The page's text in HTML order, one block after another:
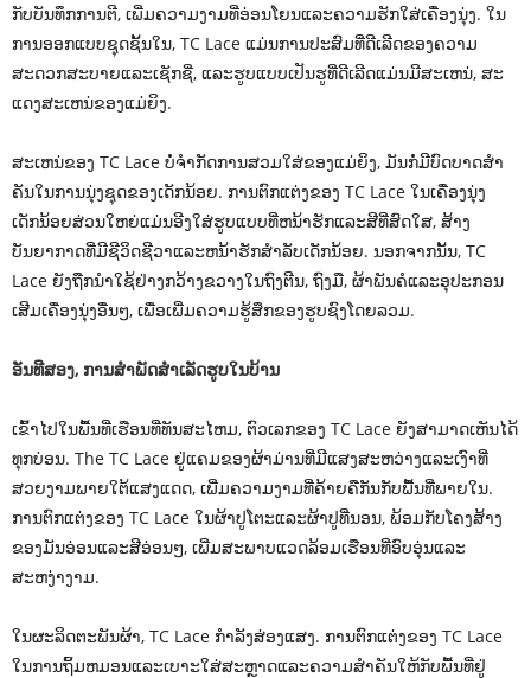
ກັບບັນທຶກການຕີ, ເພີ່ມຄວາມງາມທີ່ອ່ອນໂຍນແລະຄວາມຮັກໃສ່ເຄື່ອງນຸ່ງ. ໃນ
ການອອກແບບຊຸດຊັ້ນໃນ, TC Lace ແມ່ນການປະສົມທີ່ດີເລີດຂອງຄວາມ
ສະດວກສະບາຍແລະເຊັກຊີ່, ແລະຮູບແບບເປັນຮູທີ່ດີເລີດແມ່ນມີສະເຫນ່, ສະ
ແດງສະເຫນ່ຂອງແມ່ຍິງ.
ສະເຫນ່ຂອງ TC Lace ບໍ່ຈໍາກັດການສວມໃສ່ຂອງແມ່ຍິງ, ມັນກໍ່ມີບົດບາດສໍາ
ຄັນໃນການນຸ່ງຊຸດຂອງເດັກນ້ອຍ. ການຕົກແຕ່ງຂອງ TC Lace ໃນເຄື່ອງນຸ່ງ
ເດັກນ້ອຍສ່ວນໃຫຍ່ແມ່ນອີງໃສ່ຮູບແບບທີ່ຫນ້າຮັກແລະສີທີ່ສົດໃສ, ສ້າງ
ບັນຍາກາດທີ່ມີຊີວິດຊີວາແລະຫນ້າຮັກສໍາລັບເດັກນ້ອຍ. ນອກຈາກນັ້ນ, TC
Lace ຍັງຖືກນໍາໃຊ້ຢ່າງກວ້າງຂວາງໃນຖົງຕີນ, ຖົງມື, ຜ້າພັນຄໍແລະອຸປະກອນ
ເສີມເຄື່ອງນຸ່ງອື່ນໆ, ເພື່ອເພີ່ມຄວາມຮູ້ສຶກຂອງຮູບຊົງໂດຍລວມ.
ອັນທີສອງ, ການສໍາພັດສໍາເລັດຮູບໃນບ້ານ
ເຂົ້າໄປໃນພື້ນທີ່ເຮືອນທີ່ທັນສະໄຫມ, ຕົວເລກຂອງ TC Lace ຍັງສາມາດເຫັນໄດ້
ທຸກບ່ອນ. The TC Lace ຢູ່ແຄມຂອງຜ້າມ່ານທີ່ມີແສງສະຫວ່າງແລະເງົາທີ່
ສວຍງາມພາຍໃຕ້ແສງແດດ, ເພີ່ມຄວາມງາມທີ່ຄ້າຍຄືກັນກັບພື້ນທີ່ພາຍໃນ.
ການຕົກແຕ່ງຂອງ TC Lace ໃນຜ້າປູໂຕະແລະຜ້າປູທີ່ນອນ, ພ້ອມກັບໂຄງສ້າງ
ຂອງມັນອ່ອນແລະສີອ່ອນໆ, ເພີ່ມສະພາບແວດລ້ອມເຮືອນທີ່ອົບອຸ່ນແລະ
ສະຫງ່າງາມ.
ໃນຜະລິດຕະພັນຜ້າ, TC Lace ກໍາລັງສ່ອງແສງ. ການຕົກແຕ່ງຂອງ TC Lace
ໃນການຖິ້ມຫມອນແລະເບາະໃສ່ສະຫຼາດແລະຄວາມສໍາຄັນໃຫ້ກັບພື້ນທີ່ຢູ່